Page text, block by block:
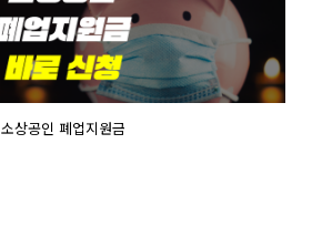
소상공인 폐업지원금